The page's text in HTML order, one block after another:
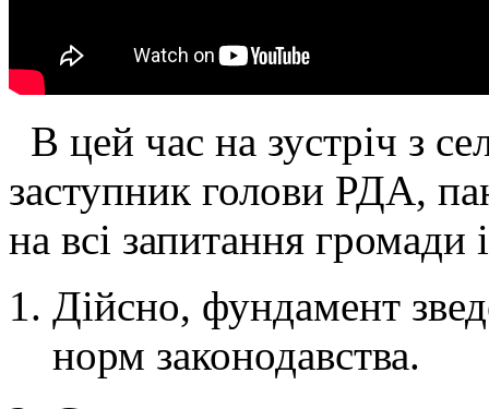
В цей час на зустріч з
заступник голови РДА,
на всі запитання громади
Дійсно, фундамент
норм законодавства.